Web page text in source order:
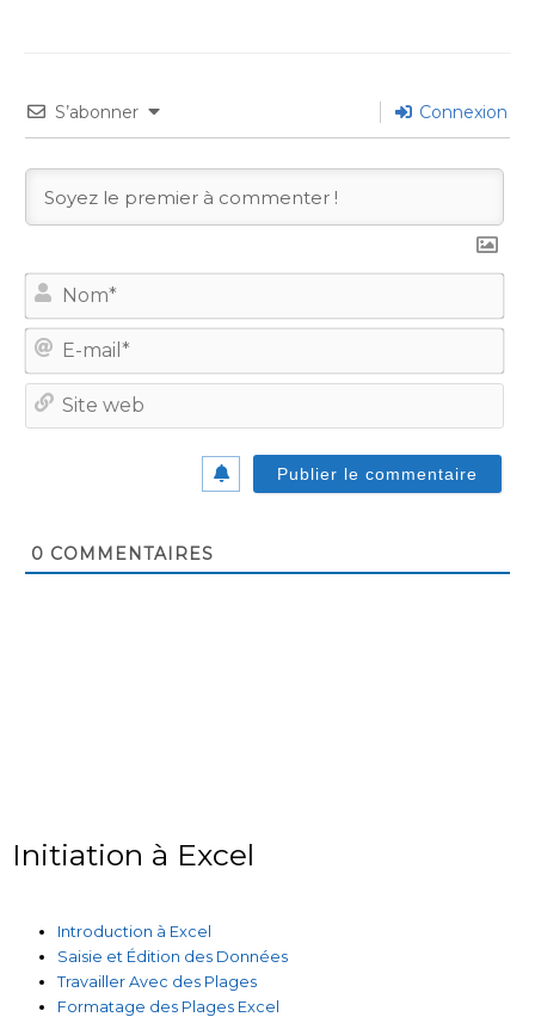
S’abonner Connexion
E-
Site
0 COMMENTAIRES
Initiation à Excel
Introduction à Excel
Saisie et Édition des Données
Travailler Avec des Plages
Formatage des Plages Excel